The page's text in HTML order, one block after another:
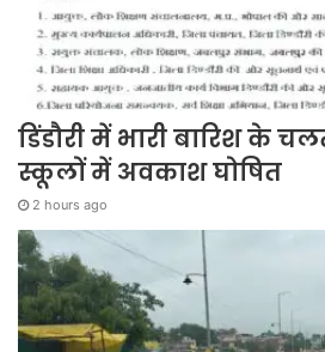
डिंडौरी में भारी बारिश के
स्कूलों में अवकाश घोषित
2 hours ago